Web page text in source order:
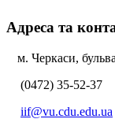
Адреса та
м. Черкаси,
(0472) 35-52-37
iif@vu.cdu.edu.ua